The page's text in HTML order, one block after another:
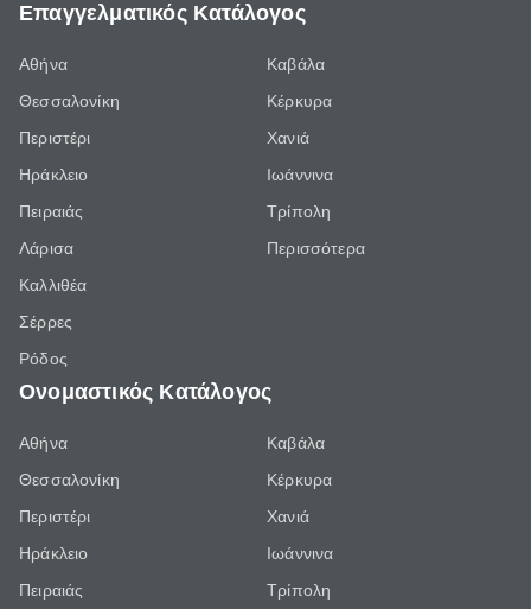
Επαγγελματικός Κατάλογος
Αθήνα
Θεσσαλονίκη
Περιστέρι
Ηράκλειο
Πειραιάς
Λάρισα
Καλλιθέα
Σέρρες
Ρόδος
Καβάλα
Κέρκυρα
Χανιά
Ιωάννινα
Τρίπολη
Περισσότερα
Ονομαστικός Κατάλογος
Αθήνα
Θεσσαλονίκη
Περιστέρι
Ηράκλειο
Πειραιάς
Καβάλα
Κέρκυρα
Χανιά
Ιωάννινα
Τρίπολη